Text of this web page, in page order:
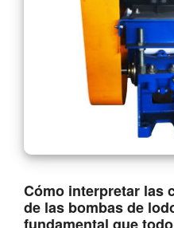
Cómo interpretar las
de las bombas de